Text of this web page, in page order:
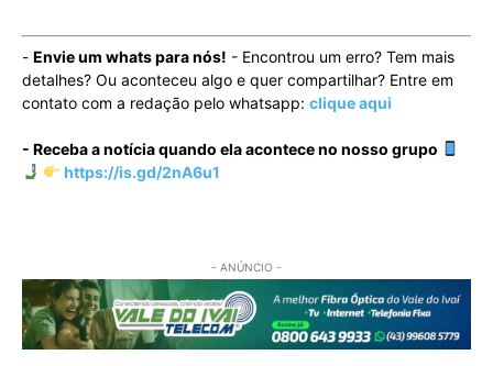
- Envie um whats para nós! - Encontrou um erro? Tem mais
detalhes? Ou aconteceu algo e quer compartilhar? Entre em
contato com a redação pelo whatsapp: clique aqui
- Receba a notícia quando ela acontece no nosso grupo
https://is.gd/2nA6u1
- ANÚNCIO -